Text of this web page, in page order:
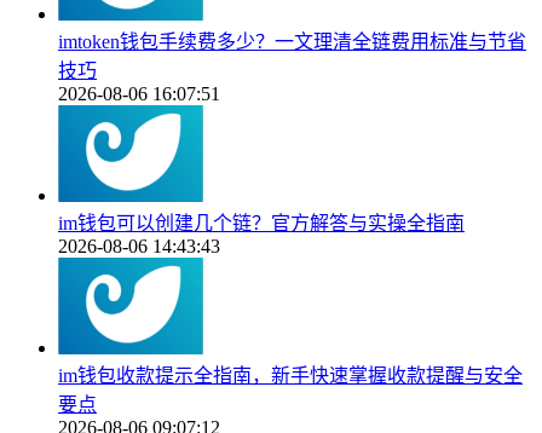
imtoken钱包手续费多少？一文理清全链费用标准与节省
技巧
2026-08-06 16:07:51
im钱包可以创建几个链？官方解答与实操全指南
2026-08-06 14:43:43
im钱包收款提示全指南，新手快速掌握收款提醒与安全
要点
2026-08-06 09:07:12